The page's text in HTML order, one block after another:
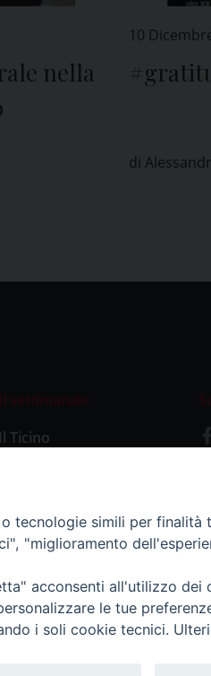
nella
10
di
Il settimanale
Il Ticino
tecnologie simili per
"miglioramento
acconsenti all'utilizzo
le tue
i soli cookie tecnici.